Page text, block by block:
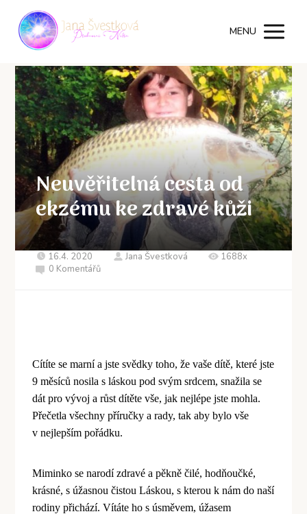
MENU
Neuvěřitelná cesta od
ekzému ke zdravé kůži
16.4. 2020 Jana Švestková
1688x
0 Komentářů
Cítíte se marní a jste svědky toho, že vaše dítě, kteréjste
9 měsíců nosila s láskou pod svým srdcem, snažila se
dát pro vývoj a růst dítěte vše, jak nejlépe jste mohla.
Přečetla všechny příručky a rady, tak aby bylo vše
v nejlepším pořádku.
Miminko se narodí zdravéa pěkně čilé, hodňoučké,
krásné, s úžasnou čistou Láskou, s kterou k nám do naší
rodiny přichází. Vítáte ho s úsměvem, úžasem